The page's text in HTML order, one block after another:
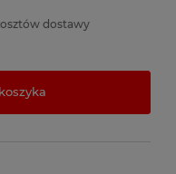
dostawy